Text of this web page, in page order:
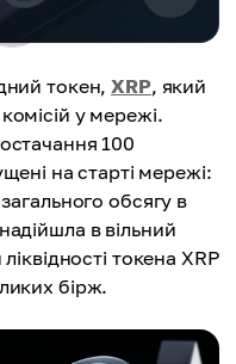
токен,XRP, який
у мережі.
100
на старті мережі:
обсягу в
в вільний
токена XRP
бірж.